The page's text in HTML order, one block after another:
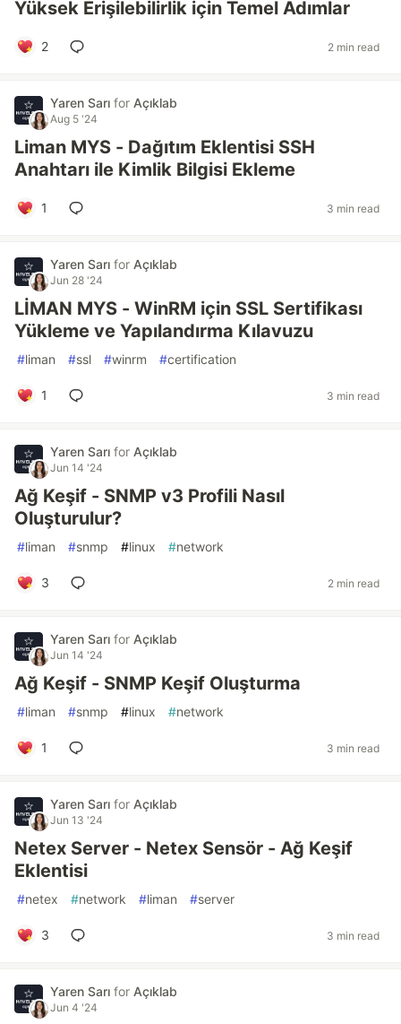
Yüksek Erişilebilirlik için Temel Adımlar
2 2 min read
Yaren Sarı for Açıklab
Aug 5 '24
Liman MYS - Dağıtım Eklentisi SSH
Anahtarı ile Kimlik Bilgisi Ekleme
1 3 min read
Yaren Sarı for Açıklab
Jun 28 '24
LİMAN MYS - WinRM için SSL Sertifikası
Yükleme ve Yapılandırma Kılavuzu
#liman #ssl #winrm #certification
1 3 min read
Yaren Sarı for Açıklab
Jun 14 '24
Ağ Keşif - SNMP v3 Profili Nasıl
Oluşturulur?
#liman #snmp #linux #network
3 2 min read
Yaren Sarı for Açıklab
Jun 14 '24
Ağ Keşif - SNMP Keşif Oluşturma
#liman #snmp #linux #network
1 3 min read
Yaren Sarı for Açıklab
Jun 13 '24
Netex Server - Netex Sensör - Ağ Keşif
Eklentisi
#netex #network #liman #server
3 3 min read
Yaren Sarı for Açıklab
Jun 4 '24